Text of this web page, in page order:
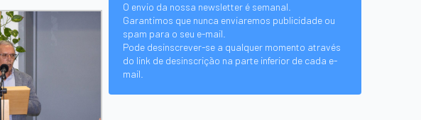
O envio da nossa newsletter é semanal.
Garantimos que nunca enviaremos publicidade ou
spam para o seu e-mail.
Pode desinscrever-se a qualquer momento através
do link de desinscrição na parte inferior de cada e-
mail.